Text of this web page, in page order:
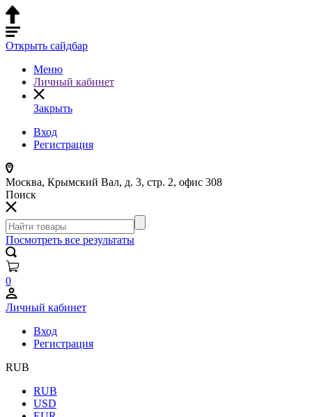
Открыть сайдбар
Меню
Личный кабинет
Закрыть
Вход
Регистрация
Москва, Крымский Вал, д. 3, стр. 2, офис 308
Поиск
Посмотреть все результаты
0
Личный кабинет
Вход
Регистрация
RUB
RUB
USD